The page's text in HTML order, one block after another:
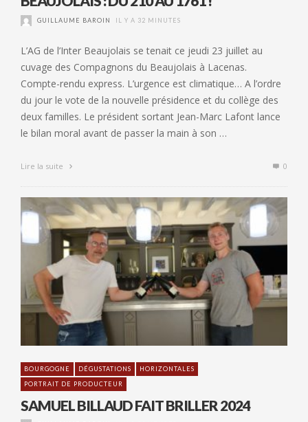
GUILLAUME BAROIN IL Y A 32 MINUTES
L’AG de l’Inter Beaujolais se tenait ce jeudi 23 juillet au
cuvage des Compagnons du Beaujolais à Lacenas.
Compte-rendu express. L’urgence est climatique… A l’ordre
du jour le vote de la nouvelle présidence et du collège des
deux familles. Le président sortant Jean-Marc Lafont lance
le bilan moral avant de passer la main à son …
Lire la suite 0
BOURGOGNE DÉGUSTATIONS
HORIZONTALES
PORTRAIT DE PRODUCTEUR
SAMUEL BILLAUD FAIT BRILLER 2024